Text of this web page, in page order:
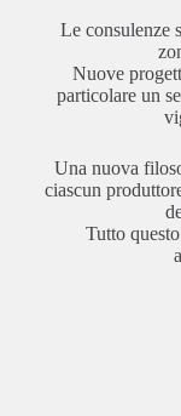
Le consulenze
Nuove
particolare un
Una nuova
ciascun
Tutto